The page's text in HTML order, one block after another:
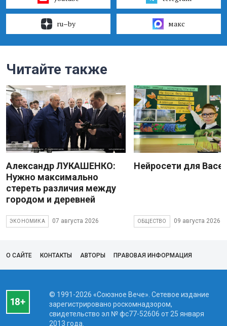
ru–by макс
Читайте также
Александр ЛУКАШЕНКО:
Нужно максимально
стереть различия между
городом и деревней
ЭКОНОМИКА 07 августа 2026
Нейросети для
ОБЩЕСТВО 09 августа 2026
О САЙТЕ КОНТАКТЫ АВТОРЫ ПРАВОВАЯ ИНФОРМАЦИЯ
© 1991-2026 «Союзное Вече». Сетевое издание
зарегистрировано роскомнадзором,
свидетельство эл № фc77-52606 от 25 января
2013 года.